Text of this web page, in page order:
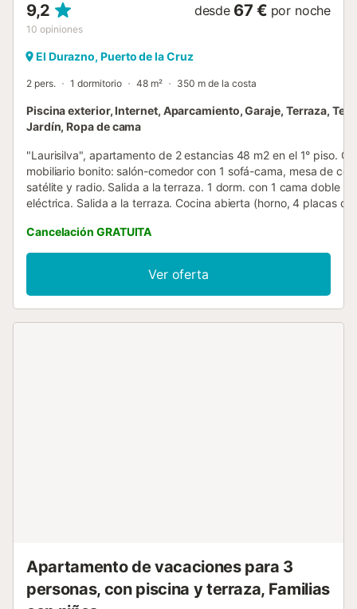
9,2
10 opiniones
desde 67 € por noche
El Durazno, Puerto de la Cruz
2 pers. 1 dormitorio 48 m² 350 m de la costa
Piscina exterior, Internet, Aparcamiento, Garaje, Terraza,
Jardín, Ropa de cama
"Laurisilva", apartamento de 2 estancias 48 m2 en el 1° piso.
mobiliario bonito: salón-comedor con 1 sofá-cama, mesa de
satélite y radio. Salida a la terraza. 1 dorm. con 1 cama doble y
eléctrica. Salida a la terraza. Cocina abierta (horno, 4 placas de
Terraza 18 m2. Muebles de terraza, tumbonas (2). Vista al mar.
alojamiento dispone de: lavadora, trona, cuna. Internet (Wifi,
tener en cuenta: apartamento para no fumadores. 38-4-
Cancelación GRATUITA
Ver oferta
Apartamento de vacaciones para 3
personas, con piscina y terraza, Familias